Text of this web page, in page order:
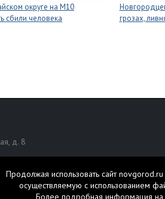
округе на М10
сбили человека
грозах,
д. 8
на правах рекламы.
Продолжая использовать сайт
осуществляемую с использованием
Более подробная информация на